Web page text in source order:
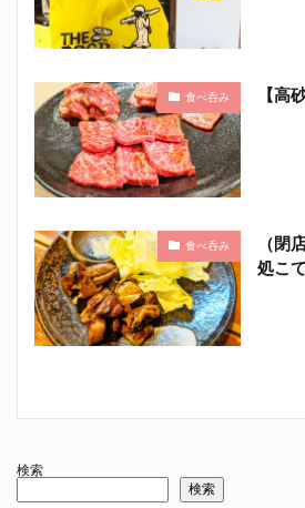
食べ呑み 【高
食べ呑み
（閉
処こ
検索
検索